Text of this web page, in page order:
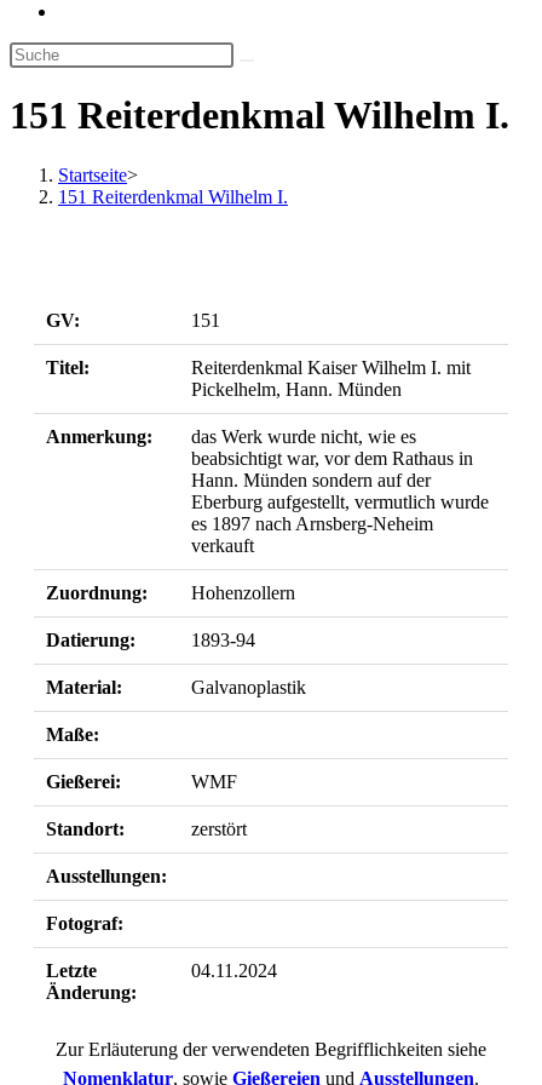
umschalten
151 Reiterdenkmal Wilhelm I.
Startseite>
151 Reiterdenkmal Wilhelm I.
GV: 151
Titel:
Reiterdenkmal Kaiser Wilhelm I. mit
Pickelhelm, Hann. Münden
Anmerkung:
das Werk wurde nicht, wie es
beabsichtigt war, vor dem Rathaus in
Hann. Münden sondern auf der
Eberburg aufgestellt, vermutlich wurde
es 1897 nach Arnsberg-Neheim
verkauft
Zuordnung: Hohenzollern
Datierung: 1893-94
Material: Galvanoplastik
Maße:
Gießerei: WMF
Standort: zerstört
Ausstellungen:
Fotograf:
Letzte
Änderung:
04.11.2024
Zur Erläuterung der verwendeten Begrifflichkeiten siehe
Nomenklatur, sowie Gießereien und Ausstellungen.